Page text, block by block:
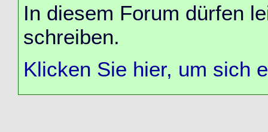
In diesem Forum dürfen
schreiben.
Klicken Sie hier, um sich